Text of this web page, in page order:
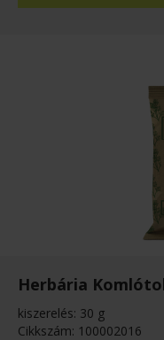
Herbária
kiszerelés: 30 g
Cikkszám: 100002016